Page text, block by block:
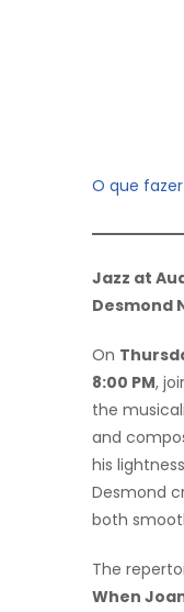
O que
Jazz at
Desmond
On
8:00 PM,
the
and
his
Desmond
both
The
When